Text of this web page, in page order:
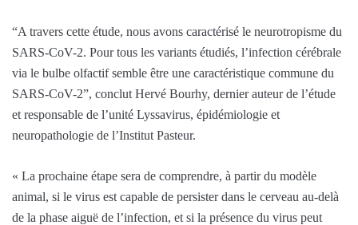
“A travers cette étude, nous avons caractérisé le neurotropisme du
SARS-CoV-2. Pour tous les variants étudiés, l’infection cérébrale
via le bulbe olfactif semble être une caractéristique commune du
SARS-CoV-2”, conclut Hervé Bourhy, dernier auteur de l’étude
et responsable de l’unité Lyssavirus, épidémiologie et
neuropathologie de l’Institut Pasteur.
« La prochaine étape sera de comprendre, à partir du modèle
animal, si le virus est capable de persister dans le cerveau au-delà
de la phase aiguë de l’infection, et si la présence du virus peut